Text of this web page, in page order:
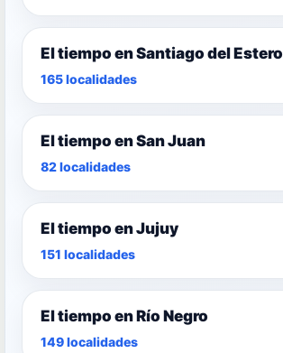
El tiempo en Santiago del Estero
165 localidades
El tiempo en San Juan
82 localidades
El tiempo en Jujuy
151 localidades
El tiempo en Río Negro
149 localidades